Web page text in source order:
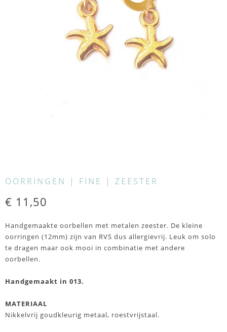
OORRINGEN | FINE | ZEESTER
€ 11,50
Handgemaakte oorbellen met metalen zeester. De kleine
oorringen (12mm) zijn van RVS dus allergievrij. Leuk om solo
te dragen maar ook mooi in combinatie met andere
oorbellen.
Handgemaakt in 013.
MATERIAAL
Nikkelvrij goudkleurig metaal, roestvrijstaal.